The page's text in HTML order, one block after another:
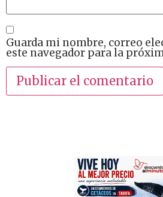
Guarda mi nombre, correo
este navegador para la